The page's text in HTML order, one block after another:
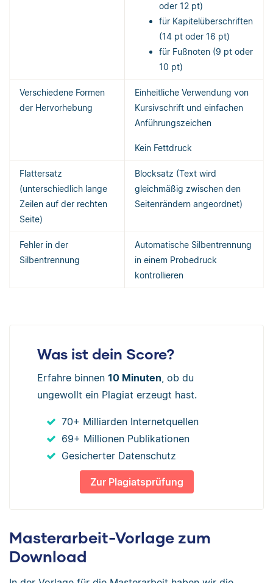
oder 12 pt)
für Kapitelüberschriften
(14 pt oder 16 pt)
für Fußnoten (9 pt oder
10 pt)
Verschiedene Formen
der Hervorhebung
Einheitliche Verwendung von
Kursivschrift und einfachen
Anführungszeichen
Kein Fettdruck
Flattersatz
(unterschiedlich lange
Zeilen auf der rechten
Seite)
Blocksatz (Text wird
gleichmäßig zwischen den
Seitenrändern angeordnet)
Fehler in der
Silbentrennung
Automatische Silbentrennung
in einem Probedruck
kontrollieren
Was ist dein Score?
Erfahre binnen 10 Minuten, ob du
ungewollt ein Plagiat erzeugt hast.
70+ Milliarden Internetquellen
69+ Millionen Publikationen
Gesicherter Datenschutz
Zur Plagiatsprüfung
Masterarbeit-Vorlage zum
Download